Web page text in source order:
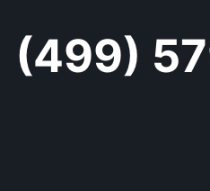
(499)